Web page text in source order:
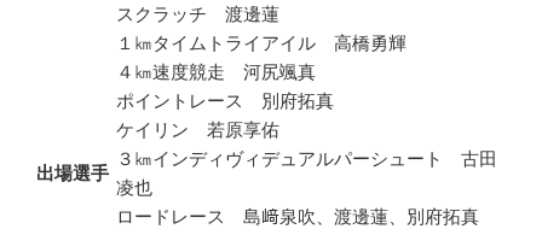
出場選手
スクラッチ 渡邊蓮
１㎞タイムトライアイル 高橋勇輝
４㎞速度競走 河尻颯真
ポイントレース 別府拓真
ケイリン 若原享佑
３㎞インディヴィデュアルパーシュート 古田
凌也
ロードレース 島﨑泉吹、渡邊蓮、別府拓真